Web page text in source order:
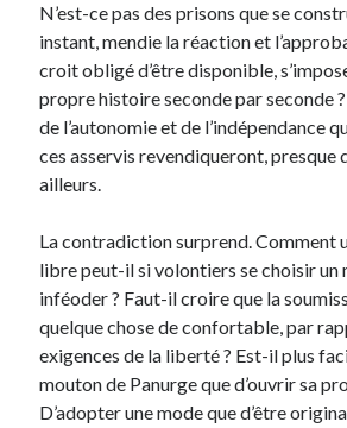
N’est-ce pas des prisons que se
instant, mendie la réaction et
croit obligé d’être disponible,
propre histoire seconde par seconde
de l’autonomie et de l’indépendance
ces asservis revendiqueront, presque
ailleurs.
La contradiction surprend. Comment
libre peut-il si volontiers se choisir un
inféoder ? Faut-il croire que la
quelque chose de confortable, par
exigences de la liberté ? Est-il plus
mouton de Panurge que d’ouvrir sa
D’adopter une mode que d’être